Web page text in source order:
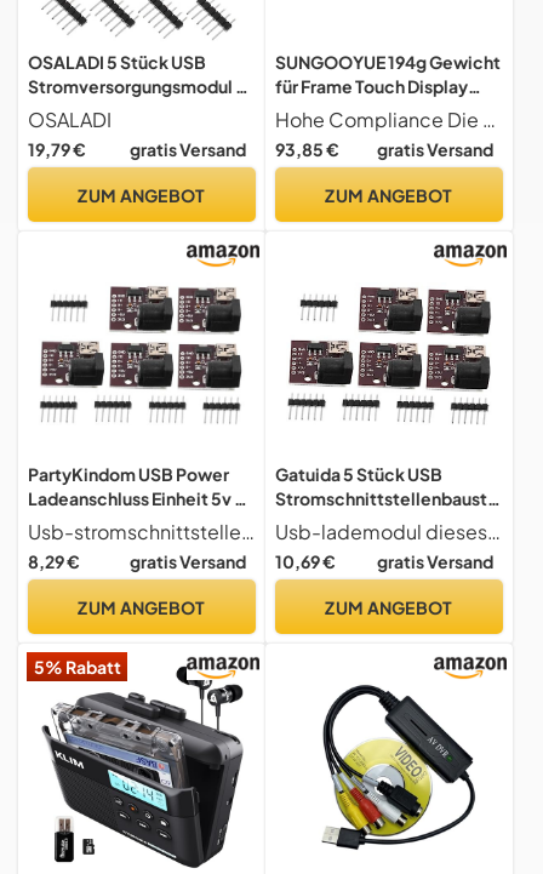
OSALADI 5 Stück USB
Stromversorgungsmodul 5v
Professionelles USB
Leistungsmodul Kompakt
Sicher Vielseitig für
OSALADI
19,79 € gratis Versand
ZUM ANGEBOT
SUNGOOYUE 194g Gewicht
für Frame Touch Display
Numerische Baugruppe mit
Numerischer Baugruppe
Ändern Sie den Gefrorenen
Telefonbildschirms
Hohe Compliance Die EU -Version wurde speziell für die internationale Version mit S918B -Rahmen entwickelt. zum korrekten Austausch beschädigter Bildschirme.
93,85 € gratis Versand
ZUM ANGEBOT
PartyKindom USB Power
Ladeanschluss Einheit 5v 5
Stück Kleiner USB
Stromversorgungsbaustein
Mit Überlastungsschutz Für
Leistungsgeräte
Usb-stromschnittstellenmodul es besteht aus strommodulmaterial, ist sicher und langlebig und von guter qualität.
8,29 € gratis Versand
ZUM ANGEBOT
Gatuida 5 Stück USB
Stromschnittstellenbaustei
n Langlebige
Stromversorgungsplatine
Sicheres Power Baustein
Energieverwaltung Und
Usb-lademodul dieses produkt einfach zu installieren und kann alte strommodule problemlos ersetzen.
10,69 € gratis Versand
ZUM ANGEBOT
5% Rabatt